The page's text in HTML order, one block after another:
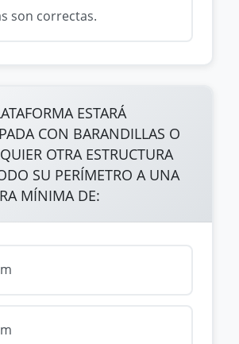
son correctas.
ESTARÁ
CON BARANDILLAS O
OTRA ESTRUCTURA
SU PERÍMETRO A UNA
MÍNIMA DE: